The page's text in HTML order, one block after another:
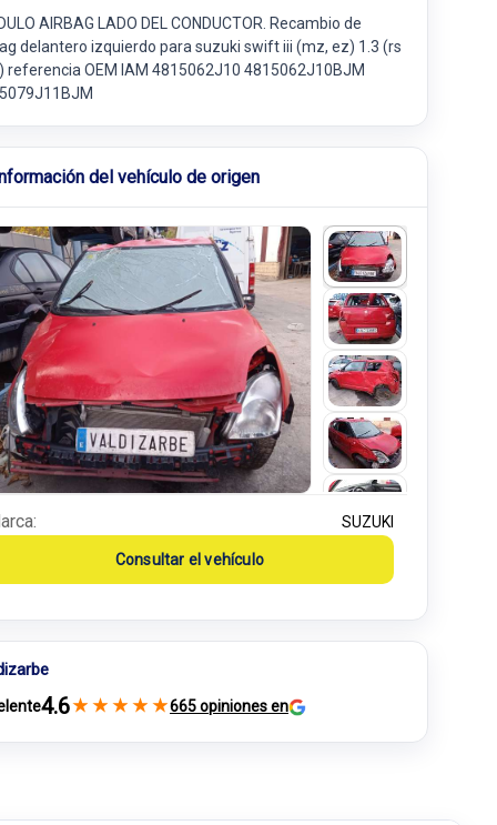
AIRBAG LADO DEL CONDUCTOR. Recambio de
delantero izquierdo para suzuki swift iii (mz, ez) 1.3 (rs
referencia OEM IAM 4815062J10 4815062J10BJM
del vehículo de origen
SUZUKI
Consultar el vehículo
4.6★ ★ ★ ★ ★665 opiniones en